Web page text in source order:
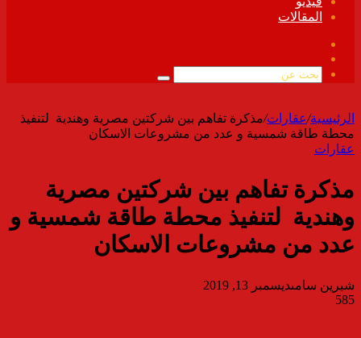
المقالات
الموقع
بحث
الرئيسية/عقارات/مذكرة تفاهم بين شركتين مصرية وهندية لتنفيذ
محطة طاقة شمسية و عدد من مشروعات الاسكان
عقارات
مذكرة تفاهم بين شركتين مصرية
وهندية لتنفيذ محطة طاقة شمسية و
عدد من مشروعات الاسكان
شيرين سامىديسمبر 13, 2019
585